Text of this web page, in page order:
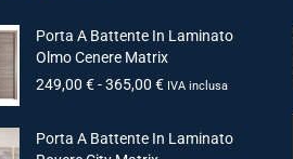
Porta A Battente In Laminato
Olmo Cenere Matrix
249,00 € - 365,00 € IVA inclusa
Porta A Battente In Laminato